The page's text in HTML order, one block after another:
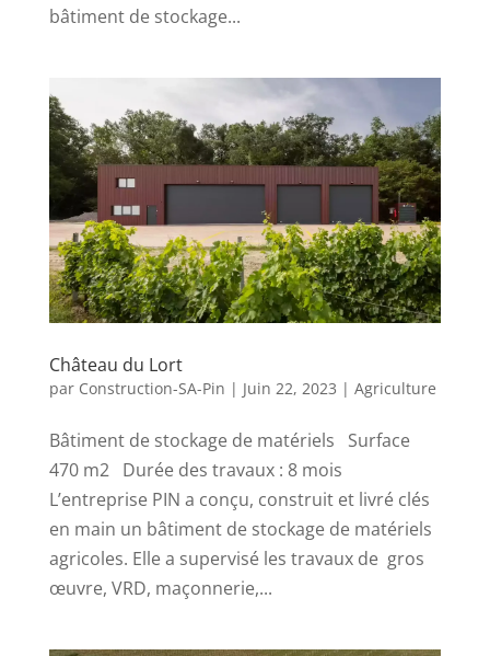
bâtiment de stockage...
Château du Lort
par Construction-SA-Pin | Juin 22, 2023 | Agriculture
Bâtiment de stockage de matériels Surface
470 m2 Durée des travaux : 8 mois
L’entreprise PIN a conçu, construit et livré clés
en main un bâtiment de stockage de matériels
agricoles. Elle a supervisé les travaux de gros
œuvre, VRD, maçonnerie,...